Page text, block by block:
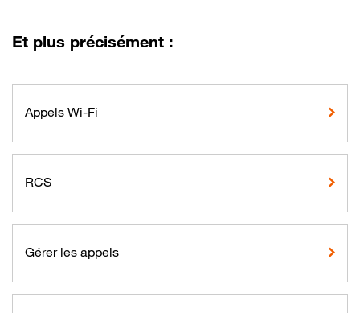
Et plus précisément :
Appels Wi-Fi
RCS
Gérer les appels